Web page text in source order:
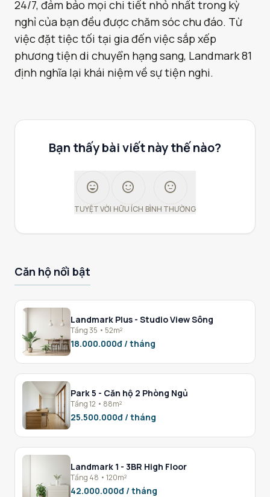
24/7, đảm bảo mọi chi tiết nhỏ nhất trong kỳ
nghỉ của bạn đều được chăm sóc chu đáo. Từ
việc đặt tiệc tối tại gia đến việc sắp xếp
phương tiện di chuyển hạng sang, Landmark 81
định nghĩa lại khái niệm về sự tiện nghi.
Bạn thấy bài viết này thế nào?
sentiment_very_satisfied
TUYỆT VỜI
sentiment_satisfied
HỮU ÍCH
sentiment_neutral
BÌNH THƯỜNG
Căn hộ nổi bật
Landmark Plus - Studio View Sông
Tầng 35 • 52m²
18.000.000đ / tháng
Park 5 - Căn hộ 2 Phòng Ngủ
Tầng 12 • 88m²
25.500.000đ / tháng
Landmark 1 - 3BR High Floor
Tầng 48 • 120m²
42.000.000đ / tháng